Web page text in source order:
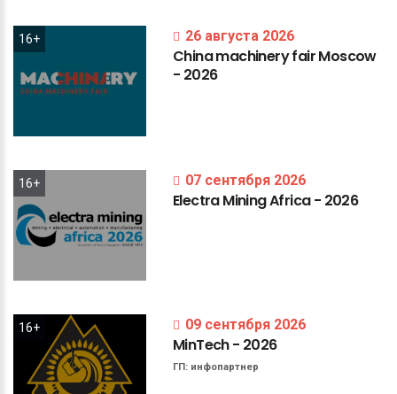
16+ 26 августа 2026
ChinamachineryfairMoscow
- 2026
16+ 07 сентября 2026
ElectraMiningAfrica- 2026
16+ 09 сентября 2026
MinTech- 2026
ГП: инфопартнер